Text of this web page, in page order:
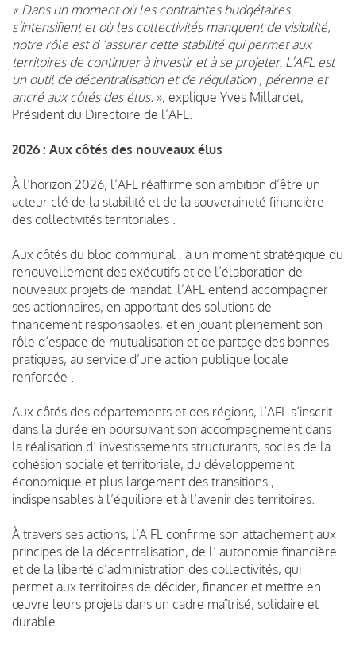
« Dans un moment où les contraintes budgétaires
s’intensifient et où les collectivités manquent de visibilité,
notre rôle est d ’assurer cette stabilité qui permet aux
territoires de continuer à investir et à se projeter. L’AFL est
un outil de décentralisation et de régulation , pérenne et
ancré aux côtés des élus. », explique Yves Millardet,
Président du Directoire de l’AFL.
2026 : Aux côtés des nouveaux élus
À l’horizon 2026, l’AFL réaffirme son ambition d’être un
acteur clé de la stabilité et de la souveraineté financière
des collectivités territoriales .
Aux côtés du bloc communal , à un moment stratégique du
renouvellement des exécutifs et de l’élaboration de
nouveaux projets de mandat, l’AFL entend accompagner
ses actionnaires, en apportant des solutions de
financement responsables, et en jouant pleinement son
rôle d’espace de mutualisation et de partage des bonnes
pratiques, au service d’une action publique locale
renforcée .
Aux côtés des départements et des régions, l’AFL s’inscrit
dans la durée en poursuivant son accompagnement dans
la réalisation d’ investissements structurants, socles de la
cohésion sociale et territoriale, du développement
économique et plus largement des transitions ,
indispensables à l’équilibre et à l’avenir des territoires.
À travers ses actions, l’A FL confirme son attachement aux
principes de la décentralisation, de l’ autonomie financière
et de la liberté d’administration des collectivités, qui
permet aux territoires de décider, financer et mettre en
œuvre leurs projets dans un cadre maîtrisé, solidaire et
durable.